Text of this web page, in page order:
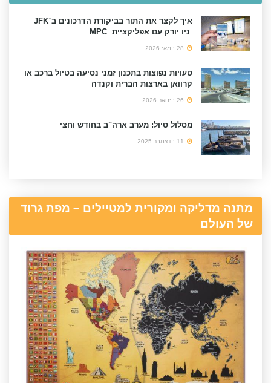
איך לקצר את התור בביקורת הדרכונים ב־JFK
ניו יורק עם אפליקציית MPC
טעויות נפוצות בתכנון זמני נסיעה בטיול ברכב או
קרוואן בארצות הברית וקנדה
מסלול טיול: מערב ארה"ב בחודש וחצי
מתנה מדליקה ומקורית למטיילים – מפת גרוד
של העולם